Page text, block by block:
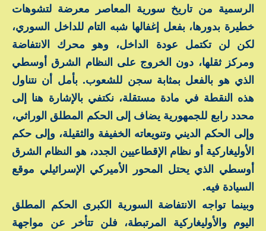
الرسمية من تاريخ سورية المعاصر معرضة لتشوهات
خطيرة بدورها، بفعل إغفالها شبه التام للداخل السوري،
لكن لن تكتمل عودة الداخل، وهو محرك الانتفاضة
ومركز ثقلها، دون الخروج على النظام الشرق أوسطي
الذي هو بالفعل بمثابة سجن للشعوب. بأمل أن نتناول
هذه النقطة في مادة مستقلة، نكتفي بالإشارة هنا إلى
محدد رابع للجمهورية يضاف إلى الحكم المطلق الوراثي،
وإلى الحكم الديني وتنويعاته الخفيفة والثقيلة، وإلى حكم
الأوليغاركية أو نظام الإقطاعيين الجدد، هو النظام الشرق
أوسطي الذي يحتل المحور الأميركي الإسرائيلي موقع
السيادة فيه.
وبينما تواجه الانتفاضة السورية الكبرى الحكم المطلق
اليوم والأوليغاركية المرتبطة، فلن تتأخر عن مواجهة